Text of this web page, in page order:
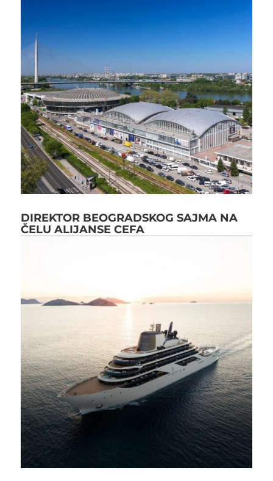
DIREKTOR BEOGRADSKOG SAJMA NA
ČELU ALIJANSE CEFA